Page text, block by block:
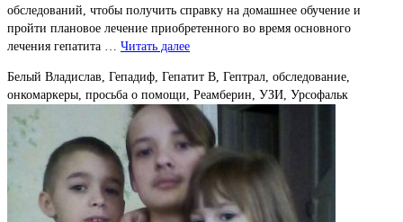
обследований, чтобы получить справку на домашнее обучение и
пройти плановое лечение приобретенного во время основного
лечения гепатита … Читать далее
Белый Владислав, Гепадиф, Гепатит В, Гептрал, обследование,
онкомаркеры, просьба о помощи, Реамберин, УЗИ, Урсофальк